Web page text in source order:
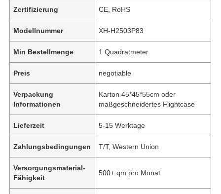
Zertifizierung CE, RoHS
Modellnummer XH-H2503P83
Min Bestellmenge 1 Quadratmeter
Preis negotiable
Verpackung
Informationen
Karton 45*45*55cm oder
maßgeschneidertes Flightcase
Lieferzeit 5-15 Werktage
Zahlungsbedingungen T/T, Western Union
Versorgungsmaterial-
Fähigkeit
500+ qm pro Monat